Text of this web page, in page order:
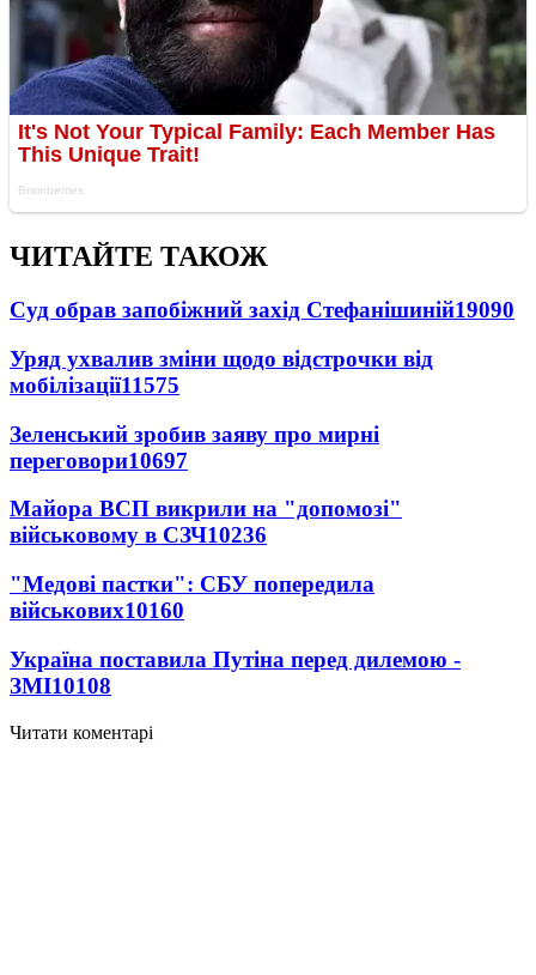
ЧИТАЙТЕ ТАКОЖ
Суд обрав запобіжний захід Стефанішиній19090
Уряд ухвалив зміни щодо відстрочки від
мобілізації11575
Зеленський зробив заяву про мирні
переговори10697
Майора ВСП викрили на "допомозі"
військовому в СЗЧ10236
"Медові пастки": СБУ попередила
військових10160
Україна поставила Путіна перед дилемою -
ЗМІ10108
Читати коментарі